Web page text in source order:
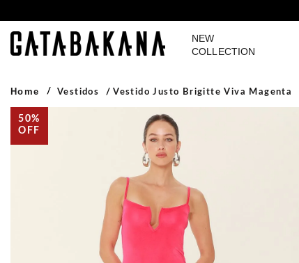
NEW
COLLECTION
GATABAKANA
Home Vestidos Vestido Justo Brigitte Viva Magenta
50%
OFF